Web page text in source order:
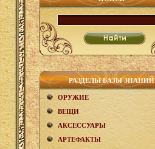
РАЗДЕЛЫ БАЗЫ ЗНАНИЙ
ОРУЖИЕ
ВЕЩИ
АКCЕСCУАРЫ
АРТЕФАКТЫ